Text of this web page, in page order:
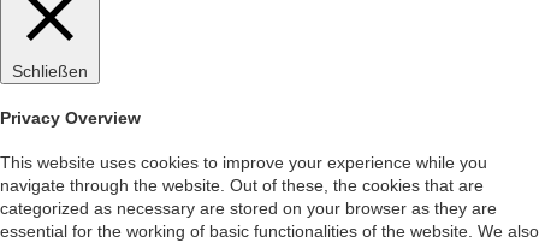
Schließen
Privacy Overview
This website uses cookies to improve your experience while you
navigate through the website. Out of these, the cookies that are
categorized as necessary are stored on your browser as they are
essential for the working of basic functionalities of the website. We also